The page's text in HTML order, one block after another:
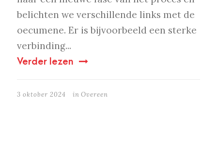
belichten we verschillende links met de
oecumene. Er is bijvoorbeeld een sterke
verbinding...
Verder lezen
3 oktober 2024 in Overeen